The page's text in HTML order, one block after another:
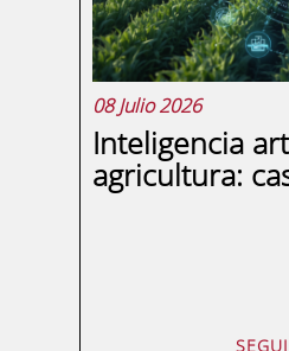
08 Julio 2026
Inteligencia
agricultura: